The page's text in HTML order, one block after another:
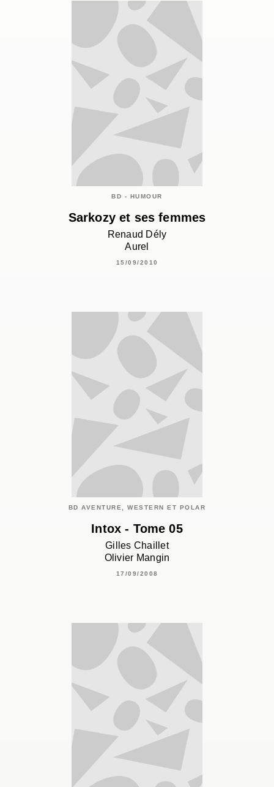
BD - HUMOUR
Sarkozy et ses femmes
Renaud Dély
Aurel
15/09/2010
BD AVENTURE, WESTERN ET POLAR
Intox - Tome 05
Gilles Chaillet
Olivier Mangin
17/09/2008